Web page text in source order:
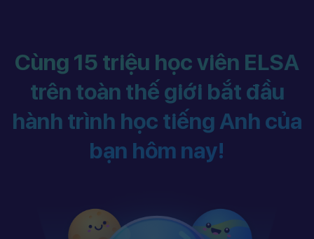
Cùng 15 triệu học viên ELSA
trên toàn thế giới bắt đầu
hành trình học tiếng Anh của
bạn hôm nay!